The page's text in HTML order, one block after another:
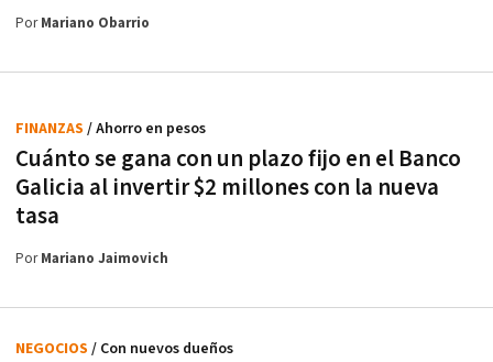
PorMariano Obarrio
Cuánto se gana con un plazo fijo en el Banco
Galicia al invertir $2 millones con la nueva
tasa
FINANZAS / Ahorro en pesos
PorMariano Jaimovich
NEGOCIOS / Con nuevos dueños